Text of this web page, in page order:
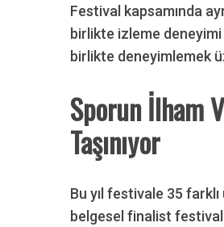
Festival kapsamında
birlikte izleme
birlikte deneyimlemek
Sporun İlham
Taşınıyor
Bu yıl festivale 35
belgesel finalist festival